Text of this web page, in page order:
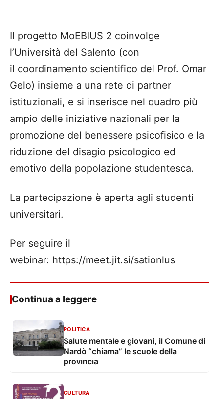
Il progetto MoEBIUS 2 coinvolge
l’Università del Salento (con
il coordinamento scientifico del Prof. Omar
Gelo) insieme a una rete di partner
istituzionali, e si inserisce nel quadro più
ampio delle iniziative nazionali per la
promozione del benessere psicofisico e la
riduzione del disagio psicologico ed
emotivo della popolazione studentesca.
La partecipazione è aperta agli studenti
universitari.
Per seguire il
webinar: https://meet.jit.si/sationlus
Continua a leggere
POLITICA
Salute mentale e giovani, il Comune di
Nardò “chiama” le scuole della
provincia
CULTURA